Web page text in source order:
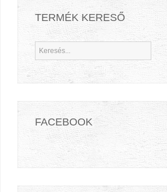
TERMÉK KERESŐ
FACEBOOK